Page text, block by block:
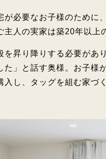
が必要なお子様のために
主人の実家は築20年以上
を昇り降りする必要が
た」と話す奥様。お子様
入し、タッグを組む家づ